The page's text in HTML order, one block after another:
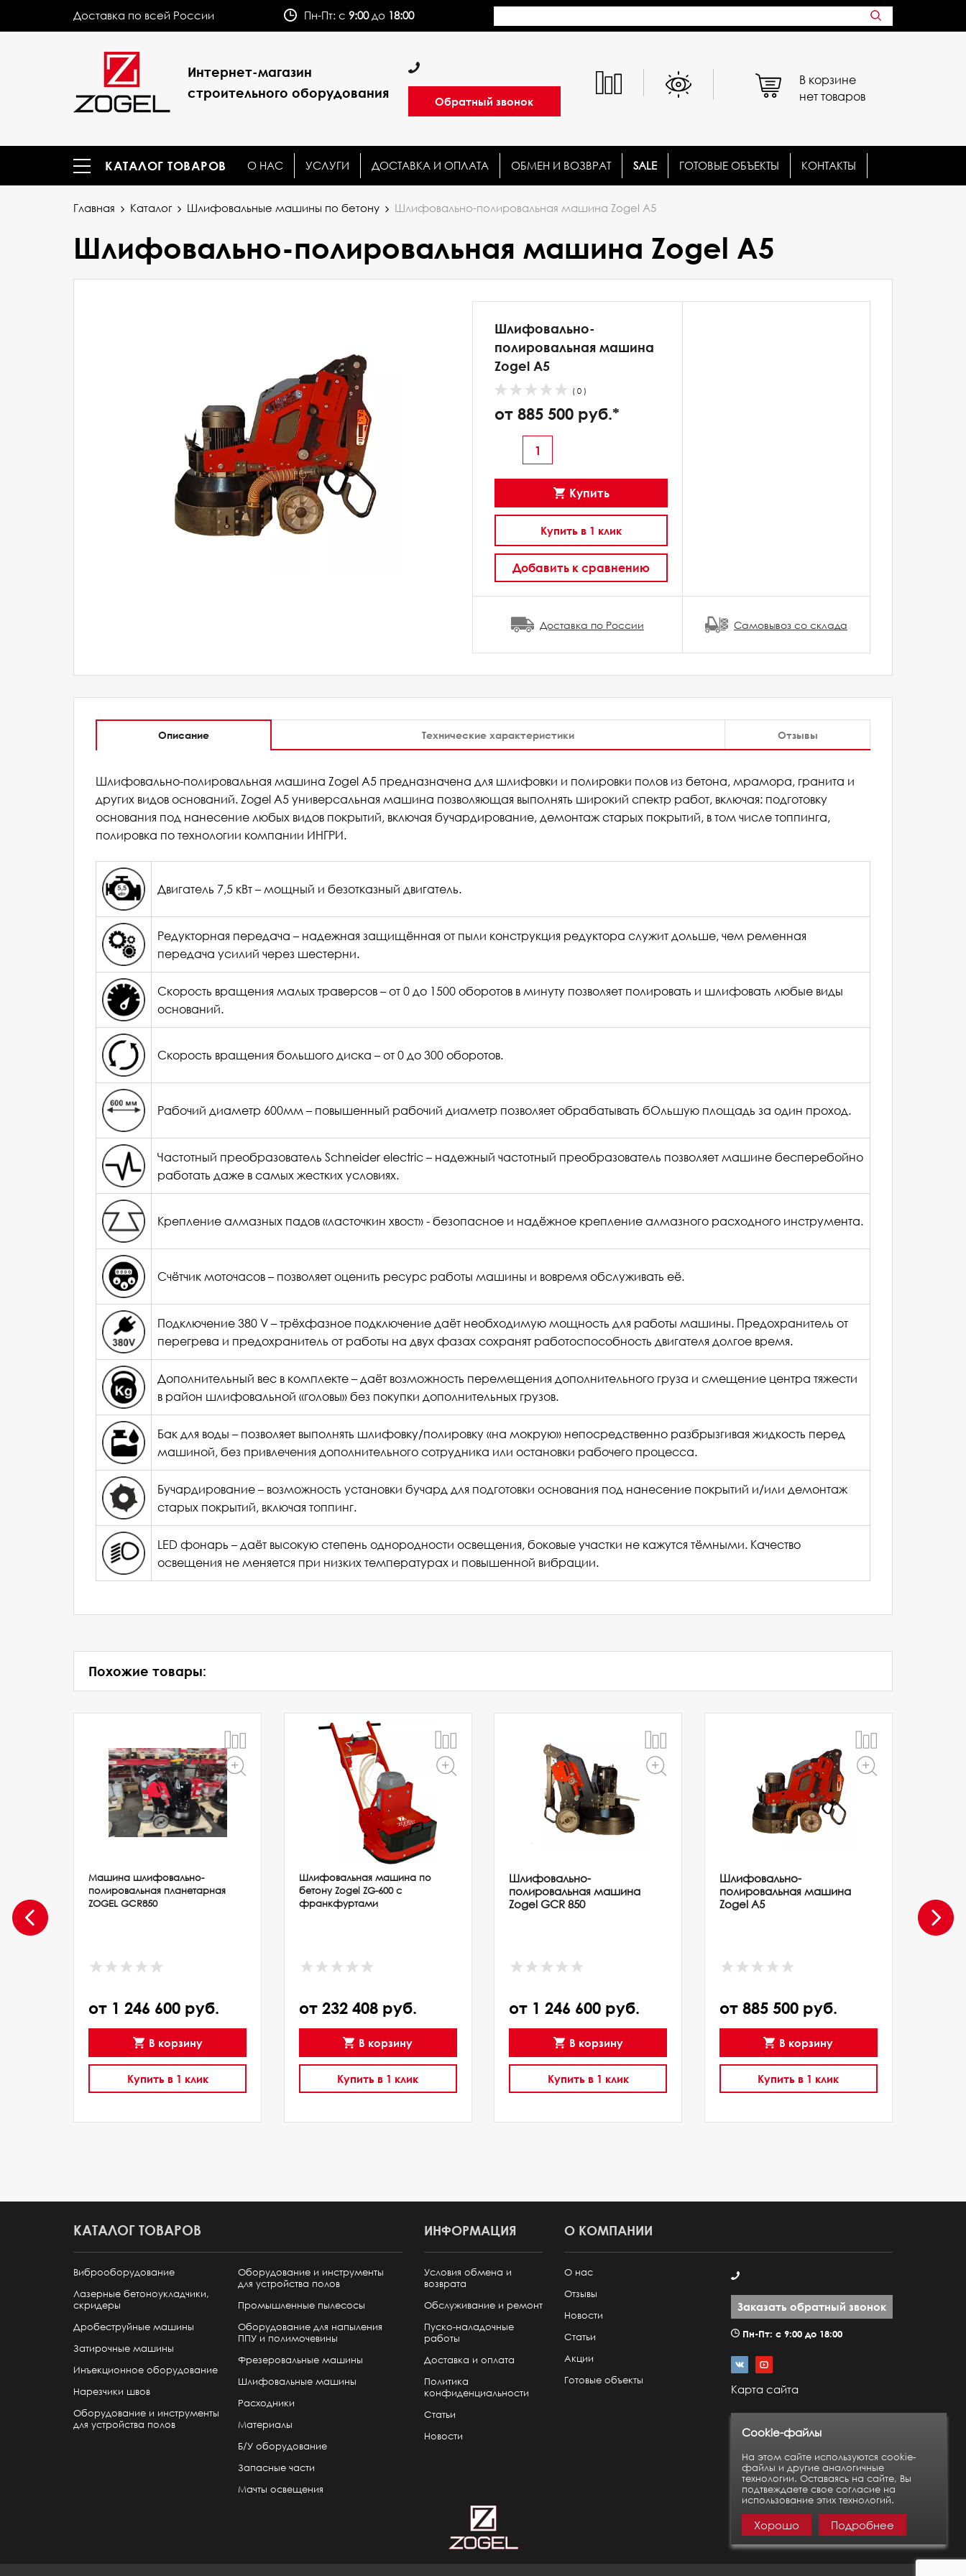
Доставка по всей России Пн-Пт: с 9:00до 18:00
Интернет-магазин
строительного оборудования
Обратный звонок
В корзине
нет товаров
КАТАЛОГ ТОВАРОВ О НАС УСЛУГИ ДОСТАВКА И ОПЛАТА ОБМЕН И ВОЗВРАТ SALE ГОТОВЫЕ ОБЪЕКТЫ КОНТАКТЫ
Главная Каталог Шлифовальные машины по бетону Шлифовально-полировальная машина Zogel А5
Шлифовально-полировальная машина Zogel А5
Шлифовально-
полировальная машина
Zogel А5
( 0 )
от 885 500 руб.*
Купить
Купить в 1 клик
Добавить к сравнению
Доставка по России Самовывоз со склада
Описание Технические характеристики Отзывы
Шлифовально-полировальная машина Zogel А5 предназначена для шлифовки и полировки полов из бетона, мрамора, гранита и
других видов оснований. Zogel A5 универсальная машина позволяющая выполнять широкий спектр работ, включая: подготовку
основания под нанесение любых видов покрытий, включая бучардирование, демонтаж старых покрытий, в том числе топпинга,
полировка по технологии компании ИНГРИ.
Двигатель 7,5 кВт – мощный и безотказный двигатель.
Редукторная передача – надежная защищённая от пыли конструкция редуктора служит дольше, чем ременная
передача усилий через шестерни.
Скорость вращения малых траверсов – от 0 до 1500 оборотов в минуту позволяет полировать и шлифовать любые виды
оснований.
Скорость вращения большого диска – от 0 до 300 оборотов.
Рабочий диаметр 600мм – повышенный рабочий диаметр позволяет обрабатывать бОльшую площадь за один проход.
Частотный преобразователь Schneider electric – надежный частотный преобразователь позволяет машине бесперебойно
работать даже в самых жестких условиях.
Крепление алмазных падов «ласточкин хвост» - безопасное и надёжное крепление алмазного расходного инструмента.
Счётчик моточасов – позволяет оценить ресурс работы машины и вовремя обслуживать её.
Подключение 380 V – трёхфазное подключение даёт необходимую мощность для работы машины. Предохранитель от
перегрева и предохранитель от работы на двух фазах сохранят работоспособность двигателя долгое время.
Дополнительный вес в комплекте – даёт возможность перемещения дополнительного груза и смещение центра тяжести
в район шлифовальной «головы» без покупки дополнительных грузов.
Бак для воды – позволяет выполнять шлифовку/полировку «на мокрую» непосредственно разбрызгивая жидкость перед
машиной, без привлечения дополнительного сотрудника или остановки рабочего процесса.
Бучардирование – возможность установки бучард для подготовки основания под нанесение покрытий и/или демонтаж
старых покрытий, включая топпинг.
LED фонарь – даёт высокую степень однородности освещения, боковые участки не кажутся тёмными. Качество
освещения не меняется при низких температурах и повышенной вибрации.
Бренд Zogel
Вес, кг 330
Высота, см
Ширина, см
Мощность, кВт 5,5
Ширина убираемой поверхности, см
Производительность, м<sup>2</sup>/час 45
Напряжение сети, V
Скорость вращения, об./мин.
Добавьте свой отзыв!
Рейтинг
Рекомендуете товар?
Да Нет
Плюсы:
Минусы:
Ваш комментарий:
Имя* : E-mail*:
Оставить отзыв
Похожие товары:
Машина шлифовально-
полировальная планетарная
ZOGEL GCR850
от 1 246 600 руб.
В корзину
Купить в 1 клик
Шлифовальная машина по
бетону Zogel ZG-600 с
франкфуртами
от 232 408 руб.
В корзину
Купить в 1 клик
Шлифовально-
полировальная машина
Zogel GCR 850
от 1 246 600 руб.
В корзину
Купить в 1 клик
Шлифовально-
полировальная машина
Zogel А5
от 885 500 руб.
В корзину
Купить в 1 клик
Zogel
КАТАЛОГ ТОВАРОВ
Виброоборудование
Лазерные бетоноукладчики,
скридеры
Дробеструйные машины
Затирочные машины
Инъекционное оборудование
Нарезчики швов
Оборудование и инструменты
для устройства полов
Оборудование и инструменты
для устройства полов
Промышленные пылесосы
Оборудование для напыления
ППУ и полимочевины
Фрезеровальные машины
Шлифовальные машины
Расходники
Материалы
Б/У оборудование
Запасные части
Мачты освещения
ИНФОРМАЦИЯ
Условия обмена и
возврата
Обслуживание и ремонт
Пуско-наладочные
работы
Доставка и оплата
Политика
конфиденциальности
Статьи
Новости
О КОМПАНИИ
О нас
Отзывы
Новости
Статьи
Акции
Готовые объекты
Заказать обратный звонок
Пн-Пт: с 9:00 до 18:00
Карта сайта
Cookie-файлы
На этом сайте используются cookie-
файлы и другие аналогичные
технологии. Оставаясь на сайте, Вы
подтвеждаете свое согласие на
использование этих технологий.
Хорошо Подробнее